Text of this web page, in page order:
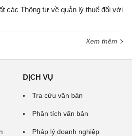
các Thông tư về quản lý thuế đối với
Xem thêm
DỊCH VỤ
Tra cứu văn bản
Phân tích văn bản
Pháp lý doanh nghiệp